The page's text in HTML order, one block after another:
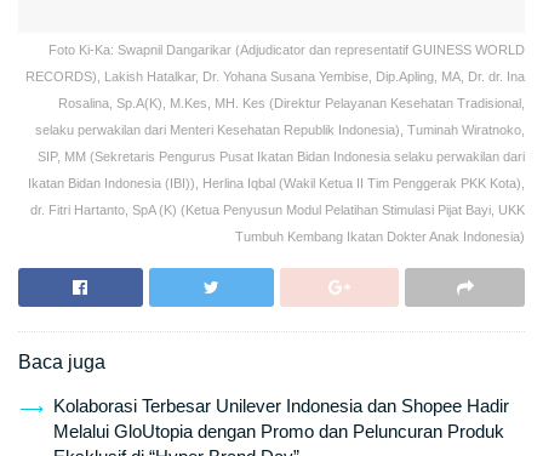
Foto Ki-Ka: Swapnil Dangarikar (Adjudicator dan representatif GUINESS WORLD
RECORDS), Lakish Hatalkar, Dr. Yohana Susana Yembise, Dip.Apling, MA, Dr. dr. Ina
Rosalina, Sp.A(K), M.Kes, MH. Kes (Direktur Pelayanan Kesehatan Tradisional,
selaku perwakilan dari Menteri Kesehatan Republik Indonesia), Tuminah Wiratnoko,
SIP, MM (Sekretaris Pengurus Pusat Ikatan Bidan Indonesia selaku perwakilan dari
Ikatan Bidan Indonesia (IBI)), Herlina Iqbal (Wakil Ketua II Tim Penggerak PKK Kota),
dr. Fitri Hartanto, SpA (K) (Ketua Penyusun Modul Pelatihan Stimulasi Pijat Bayi, UKK
Tumbuh Kembang Ikatan Dokter Anak Indonesia)
Baca juga
Kolaborasi Terbesar Unilever Indonesia dan Shopee Hadir
Melalui GloUtopia dengan Promo dan Peluncuran Produk